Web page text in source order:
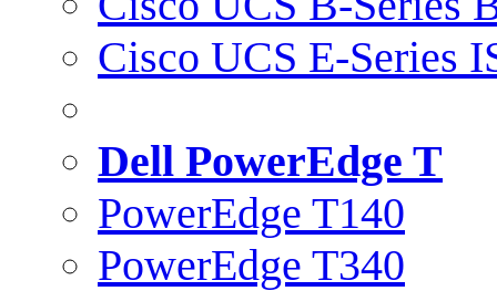
Cisco UCS E-Series
Dell PowerEdge T
PowerEdge T140
PowerEdge T340